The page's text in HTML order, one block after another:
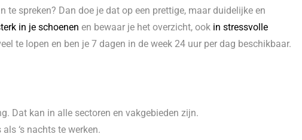
te spreken? Dan doe je dat op een prettige, maar duidelijke en
in je schoenen en bewaar je het overzicht, ook in stressvolle
te lopen en ben je 7 dagen in de week 24 uur per dag beschikbaar.
Dat kan in alle sectoren en vakgebieden zijn.
‘s nachts te werken.